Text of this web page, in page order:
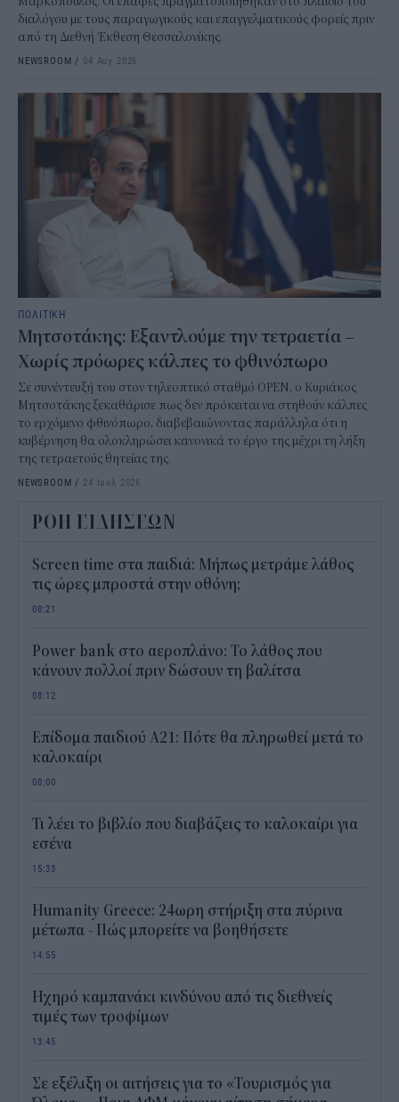
διαλόγου με τους παραγωγικούς και επαγγελματικούς φορείς πριν
από τη Διεθνή Έκθεση Θεσσαλονίκης.
NEWSROOM / 04 Αυγ 2026
ΠΟΛΙΤΙΚΗ
Μητσοτάκης: Εξαντλούμε την τετραετία –
Χωρίς πρόωρες κάλπες το φθινόπωρο
Σε συνέντευξή του στον τηλεοπτικό σταθμό OPEN, ο Κυριάκος
Μητσοτάκης ξεκαθάρισε πως δεν πρόκειται να στηθούν κάλπες
το ερχόμενο φθινόπωρο, διαβεβαιώνοντας παράλληλα ότι η
κυβέρνηση θα ολοκληρώσει κανονικά το έργο της μέχρι τη λήξη
της τετραετούς θητείας της.
NEWSROOM / 24 Ιουλ 2026
ΡΟΗ ΕΙΔΗΣΕΩΝ
Screen time στα παιδιά: Μήπως μετράμε λάθος
τις ώρες μπροστά στην οθόνη;
08:21
Power bank στο αεροπλάνο: Το λάθος που
κάνουν πολλοί πριν δώσουν τη βαλίτσα
08:12
Επίδομα παιδιού Α21: Πότε θα πληρωθεί μετά το
καλοκαίρι
08:00
Τι λέει το βιβλίο που διαβάζεις το καλοκαίρι για
εσένα
15:33
Humanity Greece: 24ωρη στήριξη στα πύρινα
μέτωπα - Πώς μπορείτε να βοηθήσετε
14:55
Ηχηρό καμπανάκι κινδύνου από τις διεθνείς
τιμές των τροφίμων
13:45
Σε εξέλιξη οι αιτήσεις για το «Τουρισμός για